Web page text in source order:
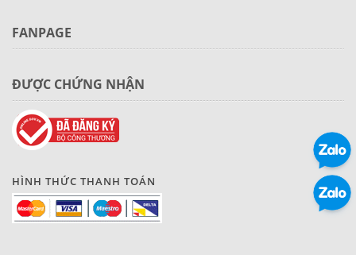
FANPAGE
ĐƯỢC CHỨNG NHẬN
HÌNH THỨC THANH TOÁN